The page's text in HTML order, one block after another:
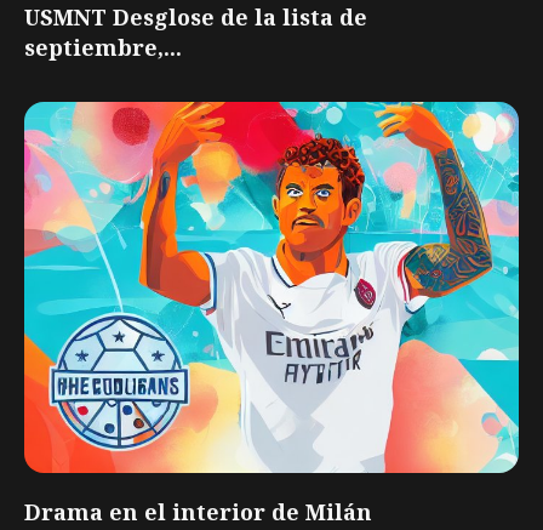
USMNT Desglose de la lista de
septiembre,...
Drama en el interior de Milán